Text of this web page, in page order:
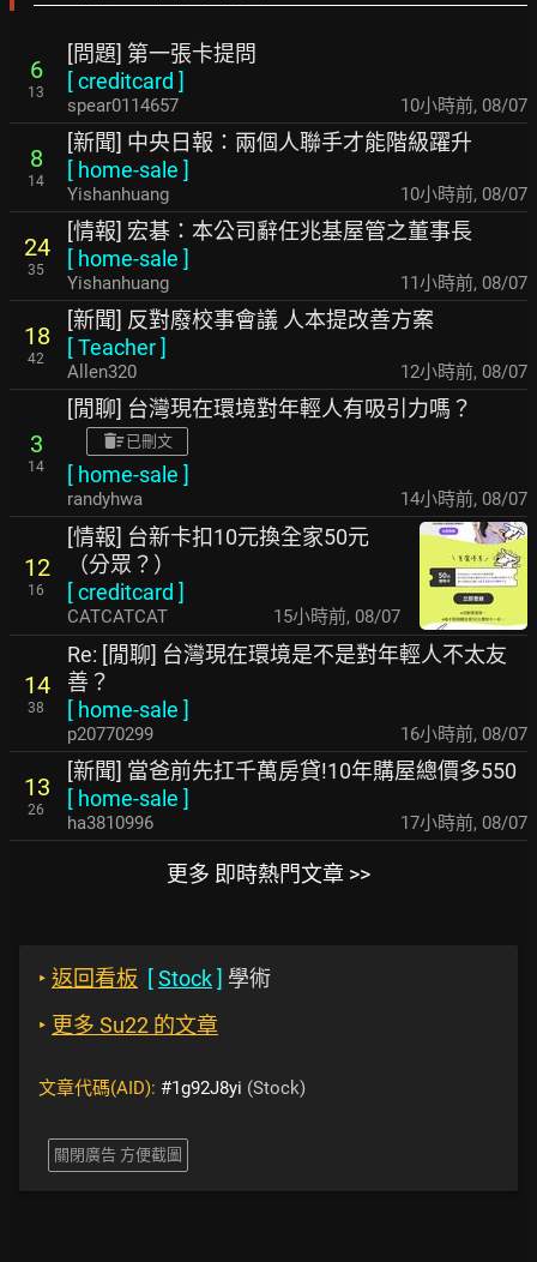
6
13
[問題] 第一張卡提問
[creditcard ]
spear0114657 10小時前, 08/07
8
14
[新聞] 中央日報：兩個人聯手才能階級躍升
[ home-sale ]
Yishanhuang 10小時前, 08/07
24
35
[情報] 宏碁：本公司辭任兆基屋管之董事長
[ home-sale ]
Yishanhuang 11小時前, 08/07
18
42
[新聞] 反對廢校事會議 人本提改善方案
[Teacher]
Allen320 12小時前, 08/07
3
14
[閒聊] 台灣現在環境對年輕人有吸引力嗎？
已刪文
[ home-sale ]
randyhwa 14小時前, 08/07
12
16
[情報] 台新卡扣10元換全家50元
（分眾？）
[creditcard ]
CATCATCAT 15小時前, 08/07
14
38
Re: [閒聊] 台灣現在環境是不是對年輕人不太友
善？
[ home-sale ]
p20770299 16小時前, 08/07
13
26
[新聞] 當爸前先扛千萬房貸!10年購屋總價多550
[ home-sale ]
ha3810996 17小時前, 08/07
更多 即時熱門文章 >>
‣ 返回看板 [Stock] 學術
‣ 更多 Su22 的文章
文章代碼(AID): #1g92J8yi (Stock)
關閉廣告 方便截圖